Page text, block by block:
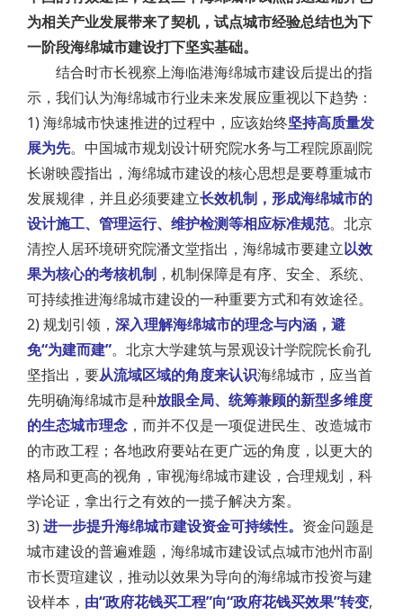
为相关产业发展带来了契机，试点城市经验总结也为下
一阶段海绵城市建设打下坚实基础。
结合时市长视察上海临港海绵城市建设后提出的指
示，我们认为海绵城市行业未来发展应重视以下趋势：
1) 海绵城市快速推进的过程中，应该始终坚持高质量发
展为先。中国城市规划设计研究院水务与工程院原副院
长谢映霞指出，海绵城市建设的核心思想是要尊重城市
发展规律，并且必须要建立长效机制 ，形成海绵城市的
设计施工、管理运行、维护检测等相应标准规范。北京
清控人居环境研究院潘文堂指出，海绵城市要建立以效
果为核心的考核机制 ，机制保障是有序、安全、系统、
可持续推进海绵城市建设的一种重要方式和有效途径。
2) 规划引领， 深入理解海绵城市的理念与内涵，避
免“为建而建”。北京大学建筑与景观设计学院院长俞孔
坚指出，要从流域区域的角度来认识海绵城市，应当首
先明确海绵城市是种放眼全局、统筹兼顾的新型多维度
的生态城市理念 ，而并不仅是一项促进民生、改造城市
的市政工程；各地政府要站在更广远的角度，以更大的
格局和更高的视角，审视海绵城市建设，合理规划，科
学论证，拿出行之有效的一揽子解决方案。
3)进一步提升海绵城市建设资金可持续性。 资金问题是
城市建设的普遍难题，海绵城市建设试点城市池州市副
市长贾瑄建议，推动以效果为导向的海绵城市投资与建
设样本， 由“政府花钱买工程”向“政府花钱买效果”转变,